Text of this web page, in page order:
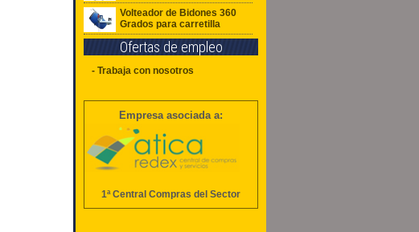
Volteador de Bidones 360
Grados para carretilla
Ofertas de empleo
- Trabaja con nosotros
Empresa asociada a:
1ª Central Compras del Sector